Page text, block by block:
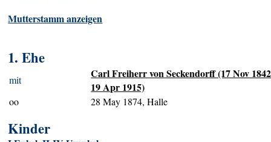
Mutterstamm anzeigen
1. Ehe
mit
Carl Freiherr von Seckendorff (17 Nov
19 Apr 1915)
oo 28 May 1874, Halle
Kinder